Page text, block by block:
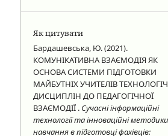
Як цитувати
Бардашевська, Ю. (2021).
КОМУНІКАТИВНА ВЗАЄМОДІЯ ЯК
ОСНОВА СИСТЕМИ ПІДГОТОВКИ
МАЙБУТНІХ УЧИТЕЛІВ
ДИСЦИПЛІН ДО ПЕДАГОГІЧНОЇ
ВЗАЄМОДІЇ . Сучасні інформаційні
технології та інноваційні
навчання в підготовці фахівців: